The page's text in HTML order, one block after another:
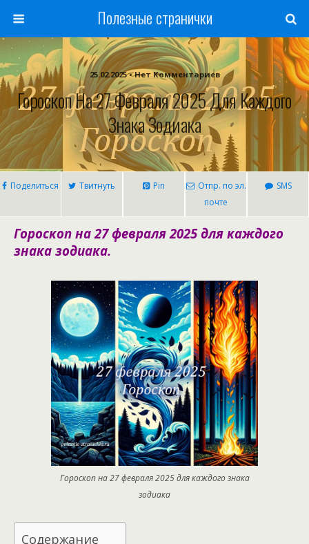
Полезные странички
25.02.2025 • Нет Комментариев
Гороскоп На 27 Февраля 2025 Для Каждого
Знака Зодиака
Поделиться Твитнуть Pin
Отпр. по эл.
почте
SMS
Гороскоп на 27 февраля 2025 для каждого
знака зодиака.
Гороскоп на 27 февраля 2025 для каждого знака
зодиака
Содержание